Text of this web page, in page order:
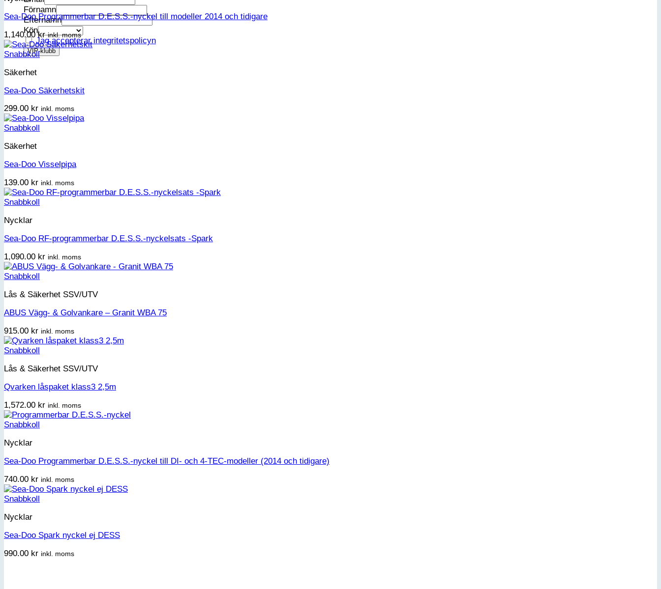
Förnamn
Efternamn
Kön
Jag accepterar integritetspolicyn
Sea-Doo Programmerbar D.E.S.S.-nyckel till modeller 2014 och tidigare
1,140.00kr inkl. moms
Snabbkoll
Säkerhet
Sea-Doo Säkerhetskit
299.00 kr inkl. moms
Snabbkoll
Säkerhet
Sea-Doo Visselpipa
139.00 kr inkl. moms
Snabbkoll
Nycklar
Sea-Doo RF-programmerbar D.E.S.S.-nyckelsats -Spark
1,090.00 kr inkl. moms
Snabbkoll
Lås & Säkerhet SSV/UTV
ABUS Vägg- & Golvankare – Granit WBA 75
915.00 kr inkl. moms
Snabbkoll
Lås & Säkerhet SSV/UTV
Qvarken låspaket klass3 2,5m
1,572.00 kr inkl. moms
Snabbkoll
Nycklar
Sea-Doo Programmerbar D.E.S.S.-nyckel till DI- och 4-TEC-modeller (2014 och tidigare)
740.00 kr inkl. moms
Snabbkoll
Nycklar
Sea-Doo Spark nyckel ej DESS
990.00 kr inkl. moms